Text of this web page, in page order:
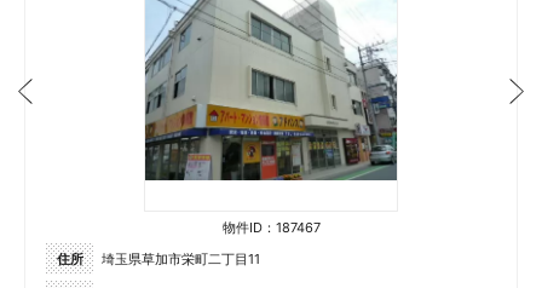
物件ID：187467
住所
埼玉県草加市栄町二丁目11